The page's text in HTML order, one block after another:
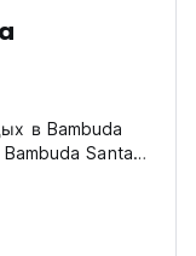
в Bambuda
Santa
океана в самом